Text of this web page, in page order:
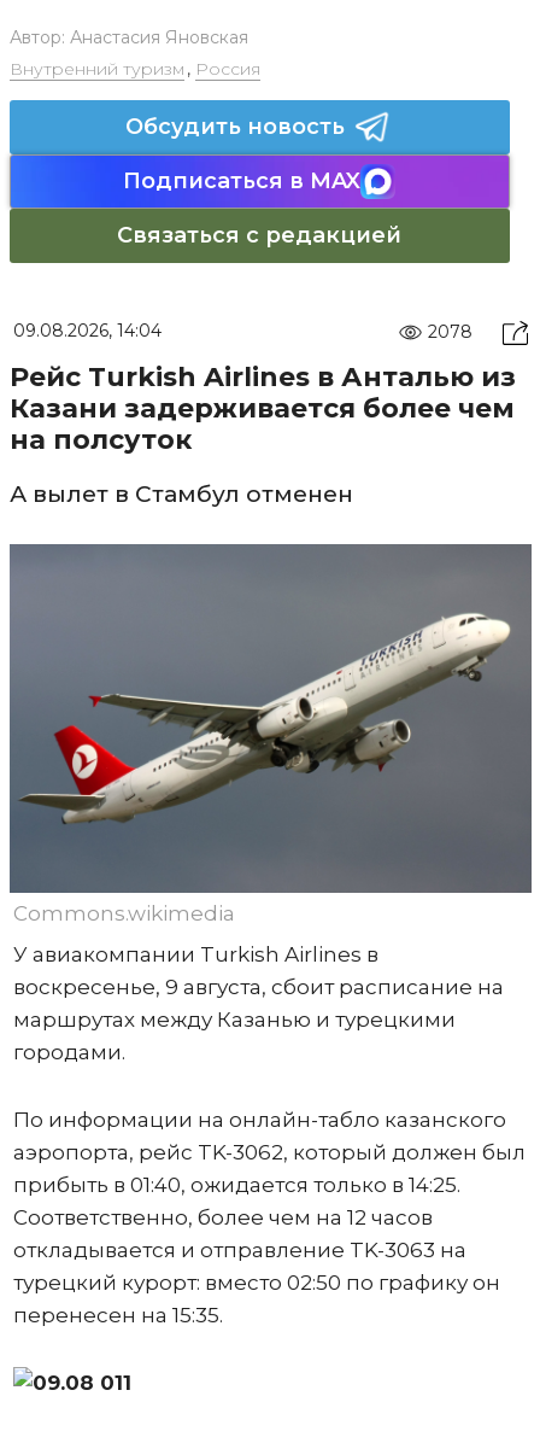
Автор: Анастасия Яновская
Внутренний туризм , Россия
Обсудить новость
Подписаться в MAX
Связаться с редакцией
09.08.2026, 14:04 2078
Рейс Turkish Airlines в Анталью из
Казани задерживается более чем
на полсуток
А вылет в Стамбул отменен
Commons.wikimedia
У авиакомпании Turkish Airlines в
воскресенье, 9 августа, сбоит расписание на
маршрутах между Казанью и турецкими
городами.
По информации на онлайн-табло казанского
аэропорта, рейс TK-3062, который должен был
прибыть в 01:40, ожидается только в 14:25.
Соответственно, более чем на 12 часов
откладывается и отправление TK-3063 на
турецкий курорт: вместо 02:50 по графику он
перенесен на 15:35.